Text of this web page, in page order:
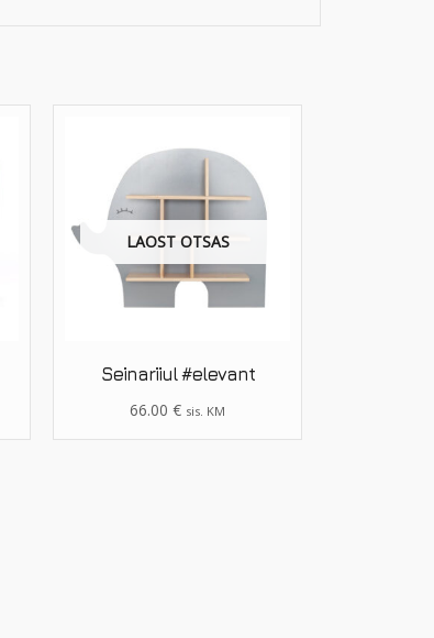
LAOST OTSAS
Seinariiul #elevant
66.00€ sis. KM